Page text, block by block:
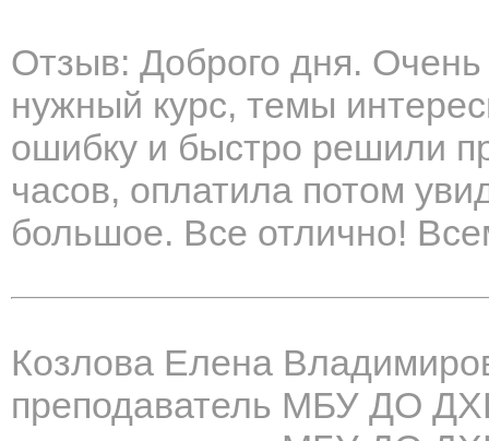
Отзыв: Доброго дня. Очень
нужный курс, темы
ошибку и быстро решили
часов, оплатила потом
большое. Все отлично!
Козлова Елена
преподаватель МБУ ДО